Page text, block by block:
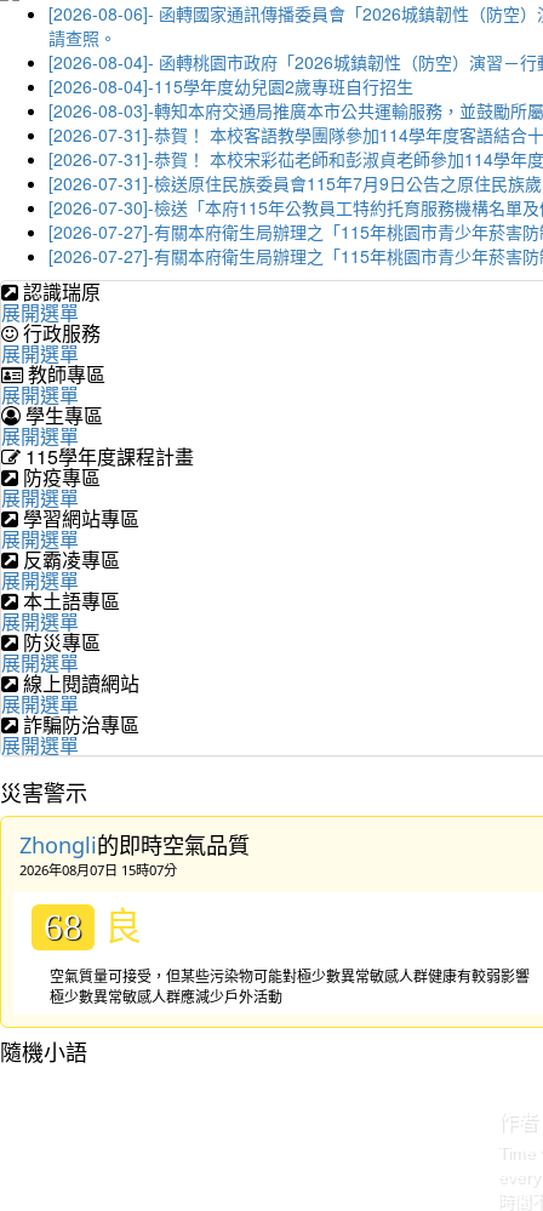
[2026-08-06]- 函轉國家通訊傳播委員會「2026城鎮韌性（防空
請查照。
[2026-08-04]- 函轉桃園市政府「2026城鎮韌性（防空）演習－
[2026-08-04]-115學年度幼兒園2歲專班自行招生
[2026-08-03]-轉知本府交通局推廣本市公共運輸服務，並鼓勵所
[2026-07-31]-恭賀！ 本校客語教學團隊參加114學年度客語結合
[2026-07-31]-恭賀！ 本校宋彩苮老師和彭淑貞老師參加114學年
[2026-07-31]-檢送原住民族委員會115年7月9日公告之原住民族
[2026-07-30]-檢送「本府115年公教員工特約托育服務機構名單
[2026-07-27]-有關本府衛生局辦理之「115年桃園市青少年菸害
[2026-07-27]-有關本府衛生局辦理之「115年桃園市青少年菸害
認識瑞原
展開選單
行政服務
展開選單
教師專區
展開選單
學生專區
展開選單
115學年度課程計畫
防疫專區
展開選單
學習網站專區
展開選單
反霸凌專區
展開選單
本土語專區
展開選單
防災專區
展開選單
線上閱讀網站
展開選單
詐騙防治專區
展開選單
災害警示
Zhongli的即時空氣品質
2026年08月07日 15時07分
68 良
空氣質量可接受，但某些污染物可能對極少數異常敏感人群健康有較弱影響
極少數異常敏感人群應減少戶外活動
隨機小語
作
時間